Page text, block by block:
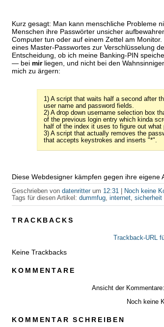
Kurz gesagt: Man kann menschliche Probleme
Menschen ihre Passwörter unsicher
Computer tun oder auf einem Zettel am
eines Master-Passwortes zur Verschlüsselung
Entscheidung, ob ich meine Banking-PIN
— bei mirliegen, und nicht bei den
mich zu ärgern:
1) A script that waits half a second after
user name and password fields.
2) A drop down username selection box
of the previous login entry which kinda
half of the index it uses to figure out what
3) A script that actually removes the
that accepts keystrokes and inserts "*".
Diese Webdesigner kämpfen gegen ihre eigene
Geschrieben vondatenritterum 12:31 Noch keine
Tags für diesen Artikel:dummfug ,internet ,sicherheit
TRACKBACKS
Trackback-URL
Keine Trackbacks
KOMMENTARE
Ansicht der
Noch keine
KOMMENTAR SCHREIBEN